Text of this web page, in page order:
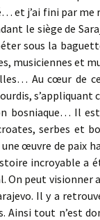
et j’ai fini par
le siège de
sous la
musiciennes et
Au cœur de
s’appliquant
bosniaque… Il
serbes
œuvre de paix
incroyable
On peut
Il y a
Ainsi tout n’est